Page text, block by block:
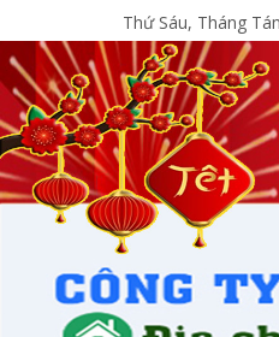
Thứ Sáu, Tháng